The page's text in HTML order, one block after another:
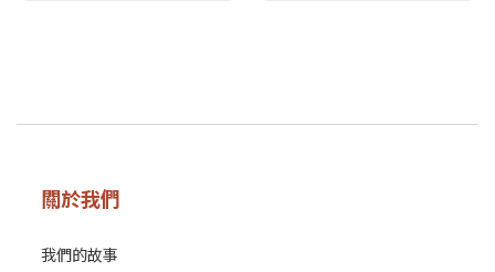
關於我們
我們的故事